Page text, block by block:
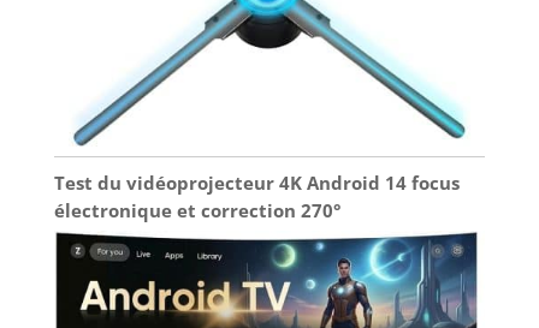
Test du vidéoprojecteur 4K Android 14 focus
électronique et correction 270°